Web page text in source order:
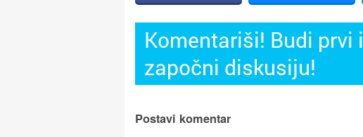
Komentariši! Budi prvi i
započni diskusiju!
Postavi komentar